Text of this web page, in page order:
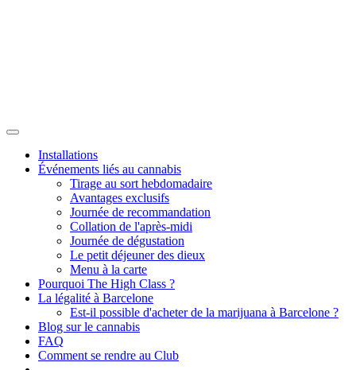
Installations
Événements liés au cannabis
Tirage au sort hebdomadaire
Avantages exclusifs
Journée de recommandation
Collation de l'après-midi
Journée de dégustation
Le petit déjeuner des dieux
Menu à la carte
Pourquoi The High Class ?
La légalité à Barcelone
Est-il possible d'acheter de la marijuana à Barcelone ?
Blog sur le cannabis
FAQ
Comment se rendre au Club